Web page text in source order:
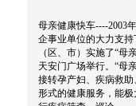
母亲健康快车----2003
企事业单位的大力支
（区、市）实施了“母
天安门广场举行。“母
接转孕产妇、疾病救
形式的健康服务，能